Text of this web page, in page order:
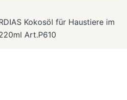
Kokosöl für Haustiere im
Art.P610